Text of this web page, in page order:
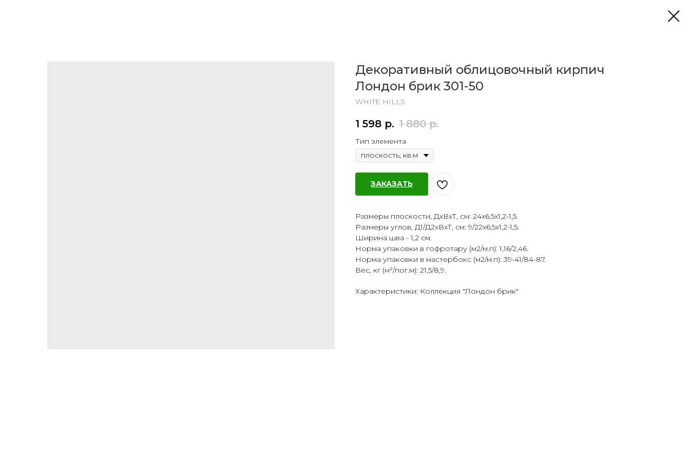
Декоративный облицовочный кирпич
Лондон брик 301-50
WHITE HILLS
1 598 р. 1 880 р.
Тип элемента
ЗАКАЗАТЬ
Размеры плоскости, ДхВхТ, см: 24х6,5х1,2-1,5.
Размеры углов, Д1/Д2хВхТ, см: 9/22х6,5х1,2-1,5.
Ширина шва - 1,2 см.
Норма упаковки в гофротару (м2/м.п): 1,16/2,46.
Норма упаковки в мастербокс (м2/м.п): 39-41/84-87.
Вес, кг (м²/пог.м): 21,5/8,9.
Характеристики: Коллекция "Лондон брик"